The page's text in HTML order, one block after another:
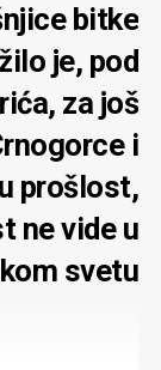
bitke
je, pod
za još
i
prošlost,
ne vide u
svetu